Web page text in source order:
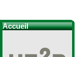
Accueil